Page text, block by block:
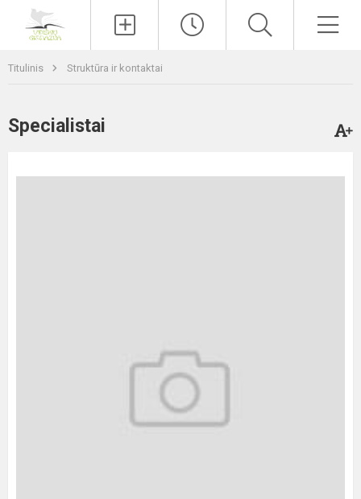
Titulinis Struktūra ir kontaktai
Specialistai